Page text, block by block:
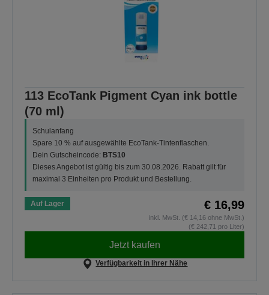
113 EcoTank Pigment Cyan ink bottle
(70 ml)
Schulanfang
Spare 10 % auf ausgewählte EcoTank-Tintenflaschen.
Dein Gutscheincode: BTS10
Dieses Angebot ist gültig bis zum 30.08.2026. Rabatt gilt für
maximal 3 Einheiten pro Produkt und Bestellung.
Auf Lager € 16,99
inkl. MwSt. (€ 14,16 ohne MwSt.)
(€ 242,71 pro Liter)
Jetzt kaufen
Verfügbarkeit in Ihrer Nähe